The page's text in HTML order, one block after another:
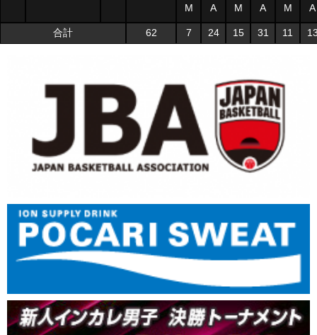
M A M A M A
合計 62 7 24 15 31 11